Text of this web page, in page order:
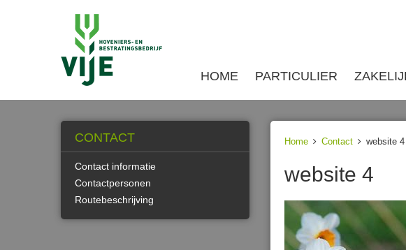
HOME PARTICULIER
Home Contact website 4
website 4
CONTACT
Contact informatie
Contactpersonen
Routebeschrijving